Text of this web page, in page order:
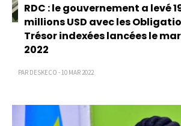
RDC : le gouvernement a levé
millions USD avec les
Trésor indexées lancées le
2022
PAR DESKECO - 10 MAR 2022